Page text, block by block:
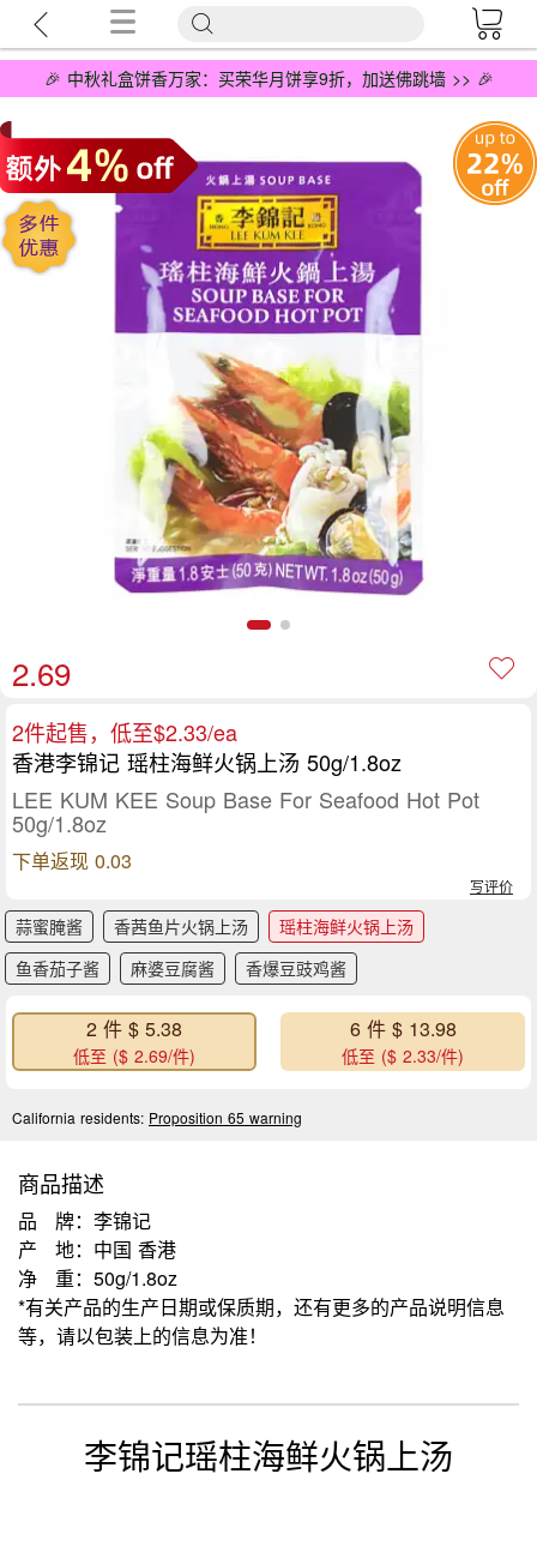
🎉 中秋礼盒饼香万家：买荣华月饼享9折，加送佛跳墙 >> 🎉
2.69
2件起售，低至$2.33/ea
香港李锦记 瑶柱海鲜火锅上汤 50g/1.8oz
LEE KUM KEE Soup Base For Seafood Hot Pot
50g/1.8oz
下单返现 0.03
写评价
蒜蜜腌酱 香茜鱼片火锅上汤
瑶柱海鲜火锅上汤
鱼香茄子酱
麻婆豆腐酱 香爆豆豉鸡酱
2 件 $ 5.38
低至 ($ 2.69/件)
6 件 $ 13.98
低至 ($ 2.33/件)
California residents: Proposition 65 warning
商品描述
品 牌：李锦记
产 地：中国 香港
净 重：50g/1.8oz
*有关产品的生产日期或保质期，还有更多的产品说明信息
等，请以包装上的信息为准！
李锦记瑶柱海鲜火锅上汤